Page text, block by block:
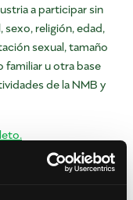
a participar sin
sexo, religión, edad,
sexual, tamaño
familiar u otra base
de la NMB y